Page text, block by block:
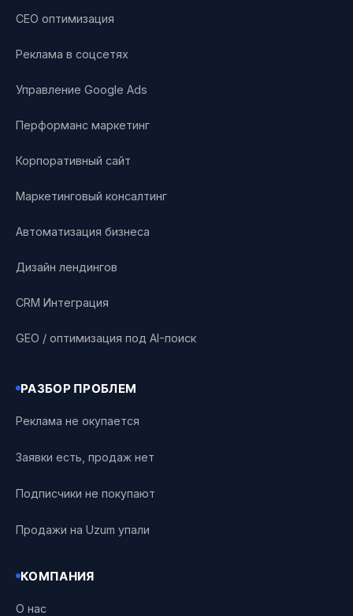
СЕО оптимизация
Реклама в соцсетях
Управление Google Ads
Перформанс маркетинг
Корпоративный сайт
Маркетинговый консалтинг
Автоматизация бизнеса
Дизайн лендингов
CRM Интеграция
GEO / оптимизация под AI-поиск
РАЗБОР ПРОБЛЕМ
Реклама не окупается
Заявки есть, продаж нет
Подписчики не покупают
Продажи на Uzum упали
КОМПАНИЯ
О нас